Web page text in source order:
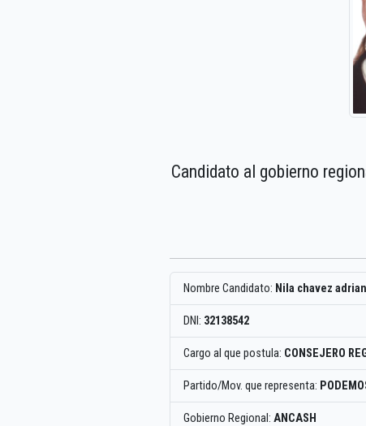
Candidato al gobierno
Nombre Candidato: Nila chavez adrian
DNI: 32138542
Cargo al que postula: CONSEJERO
Partido/Mov. que representa:
Gobierno Regional: ANCASH